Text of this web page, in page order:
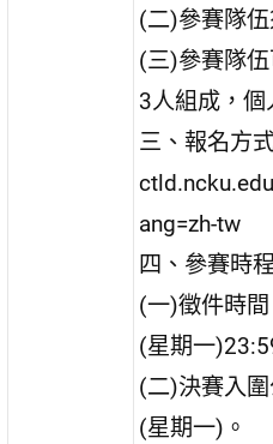
(二)參賽隊
(三)參賽隊
3人組成，個
三、報名方
ang=zh-tw
四、參賽時程
(一)徵件時
(星期一
(二)決賽入
(星期一)。